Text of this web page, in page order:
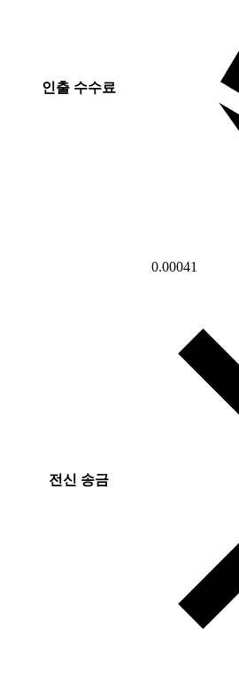
인출 수수료
0.00041
전신 송금